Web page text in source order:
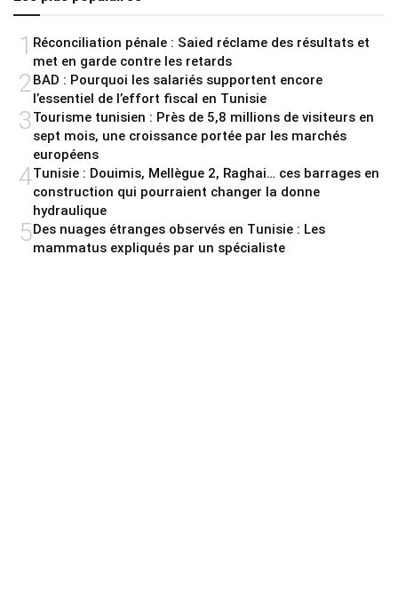
1 Réconciliation pénale : Saied réclame des résultats et
met en garde contre les retards
2 BAD : Pourquoi les salariés supportent encore
l’essentiel de l’effort fiscal en Tunisie
3Tourisme tunisien : Près de 5,8 millions de visiteurs en
sept mois, une croissance portée par les marchés
européens
4Tunisie : Douimis, Mellègue 2, Raghai… ces barrages en
construction qui pourraient changer la donne
hydraulique
5Des nuages étranges observés en Tunisie : Les
mammatus expliqués par un spécialiste